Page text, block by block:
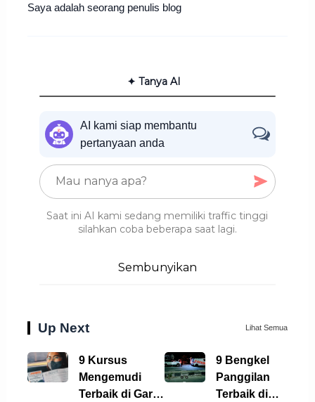
Saya adalah seorang penulis blog
✦ Tanya AI
AI kami siap membantu
pertanyaan anda
Saat ini AI kami sedang memiliki traffic tinggi
silahkan coba beberapa saat lagi.
Sembunyikan
Up Next Lihat Semua
9 Kursus
Mengemudi
Terbaik di Garut
9 Bengkel
Panggilan
Terbaik di